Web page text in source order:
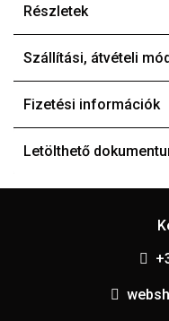
Részletek
Szállítási, átvételi
Fizetési információk
Letölthető